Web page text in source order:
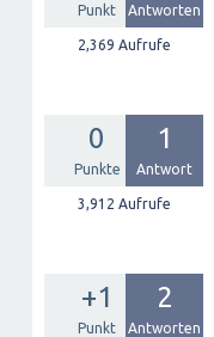
Punkt Antworten
2,369 Aufrufe
0
Punkte
1
Antwort
3,912 Aufrufe
+1
Punkt
2
Antworten